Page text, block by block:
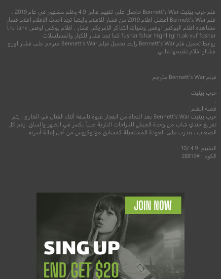
5.6
فلم Bennett’s War افضل افلام 2019 من فشار للافلام وايضا تجد احدث الافلام افلام فشار
مشاهده افلام البوكس اوفس وشباك التذاكر الامريكي فشار , افلام بوكس اوفس l,ru tahv
fushar fshar htghl tgl h;ak vuf foshar كما تجد فشار للكبار والمسلسلات
روابط تحميل فلم Bennett’s War رابط تحميل فيلم Bennett’s War مترجم على فشار اورج
فشاار افلام تقييمها عالي
فيلم Bennett’s War مترجم
حرب بينيت
قصة الفلم :
حرب بينيت Bennett’s War بعد النجاة من انفجار عبوة ناسفة أثناء القتال في الخارج ، يتم
تفريغ جندي شاب من وحدة الجيش للدراجات النارية طبياً بكسر في الظهر والساق. رغم كل
الصعاب ، يتدرب على العودة المستحيلة كمسابق موتوكروس من أجل إعالة أسرته.
التقييم: 4.9 /10
الكود : #28816